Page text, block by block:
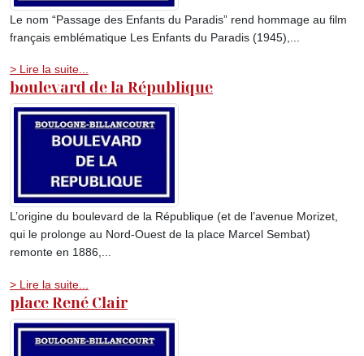
Le nom “Passage des Enfants du Paradis” rend hommage au film
français emblématique Les Enfants du Paradis (1945),...
> Lire la suite...
boulevard de la République
L’origine du boulevard de la République (et de l’avenue Morizet,
qui le prolonge au Nord-Ouest de la place Marcel Sembat)
remonte en 1886,...
> Lire la suite...
place René Clair